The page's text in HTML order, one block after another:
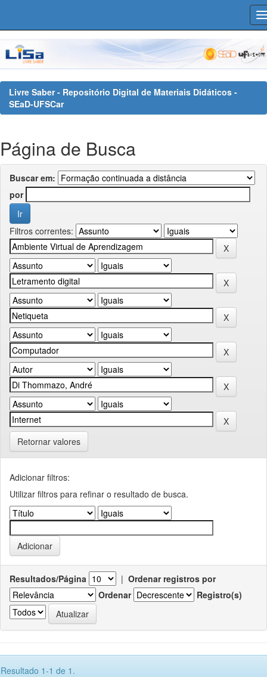
navigation
Livre Saber - Repositório Digital de Materiais Didáticos -
SEaD-UFSCar
Página de Busca
Buscar em:
por
Filtros correntes:
Retornar valores
Adicionar filtros:
Utilizar filtros para refinar o resultado de busca.
Resultados/Página | Ordenar registros por
Ordenar
Registro(s)
Resultado 1-1 de 1.